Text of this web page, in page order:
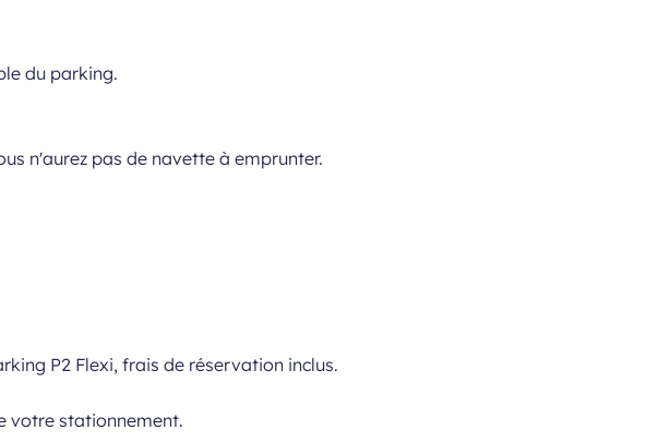
du parking.
n'aurez pas de navette à emprunter.
P2 Flexi, frais de réservation inclus.
votre stationnement.